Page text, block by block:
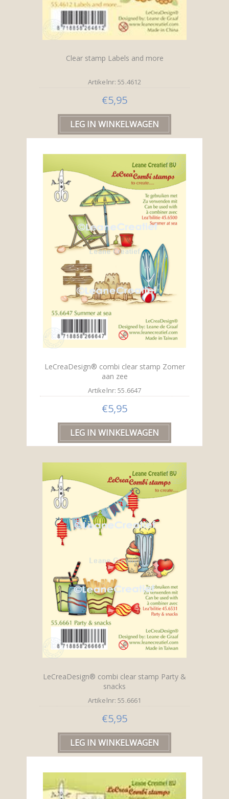
Clear stamp Labels and more
Artikelnr: 55.4612
€5,95
LeCreaDesign® combi clear stamp Zomer
aan zee
Artikelnr: 55.6647
€5,95
LeCreaDesign® combi clear stamp Party &
snacks
Artikelnr: 55.6661
€5,95